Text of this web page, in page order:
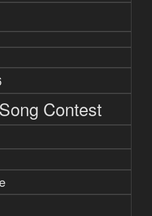
Contest